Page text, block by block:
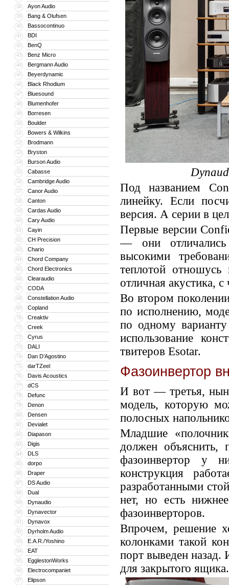
38 Ayon Audio
39 Bang & Olufsen
40 Bassocontinuo
41 BDI
42 BenQ
43 Benz Micro
44 Bergmann Audio
45 Beyerdynamic
46 Black Rhodium
47 Bluesound
48 Blumenhofer
49 Borresen
50 Boulder
51 Bowers & Wilkins
52 Brodmann
53 Bryston
54 Burson Audio
55 Cabasse
56 Cambridge Audio
57 Canor Audio
58 Canton
59 Cardas Audio
60 Cary Audio
61 Cayin
62 CH Precision
63 Chario
64 Chord Company
65 Chord Electronics
66 Clearaudio
67 CODA
68 Constellation Audio
69 Copland
70 Creaktiv
71 Creek
72 Cyrus
73 DALI
74 Dan D’Agostino
75 darTZeel
76 Davis Acoustics
77 dCS
78 Defunc
79 Denon
80 Densen
81 Devialet
82 Diapason
83 Digis
84 DLS
85 dorpo
86 Draper
87 DS Audio
88 Dual
89 Dynaudio
90 Dynavector
91 Dynavox
92 Dyrholm Audio
93 E.A.R./Yoshino
94 EAT
95 EgglestonWorks
96 Electrocompaniet
97 Elipson
Под названием
линейку. Если
версия. А серии в
Первые версии
— они отличались
высокими
теплотой
отличная акустика,
Во втором
по исполнению,
по одному
использование
твитеров Esotar.
Фазоинвертор
И вот — третья,
модель, которую
полосных
Младшие
должен
фазоинвертор у
конструкция
разработанными
нет, но есть
фазоинверторов.
Впрочем, решение
колонками такой
порт выведен назад.
для закрытого